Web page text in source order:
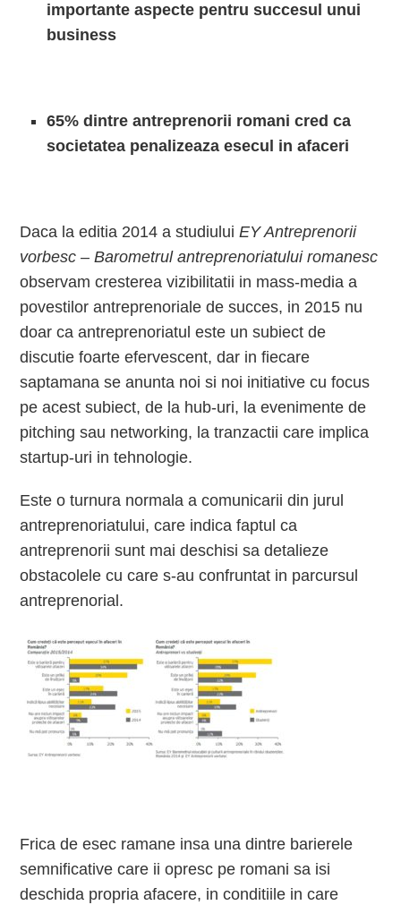
importante aspecte pentru succesul unui
business
65% dintre antreprenorii romani cred ca
societatea penalizeaza esecul in afaceri
Daca la editia 2014 a studiuluiEY Antreprenorii
vorbesc – Barometrul antreprenoriatului romanesc
observam cresterea vizibilitatii in mass-media a
povestilor antreprenoriale de succes, in 2015 nu
doar ca antreprenoriatul este un subiect de
discutie foarte efervescent, dar in fiecare
saptamana se anunta noi si noi initiative cu focus
pe acest subiect, de la hub-uri, la evenimente de
pitching sau networking, la tranzactii care implica
startup-uri in tehnologie.
Este o turnura normala a comunicarii din jurul
antreprenoriatului, care indica faptul ca
antreprenorii sunt mai deschisi sa detalieze
obstacolele cu care s-au confruntat in parcursul
antreprenorial.
Frica de esec ramane insa una dintre barierele
semnificative care ii opresc pe romani sa isi
deschida propria afacere, in conditiile in care